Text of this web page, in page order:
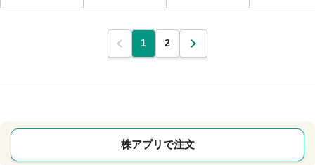
1 2
株アプリで注文